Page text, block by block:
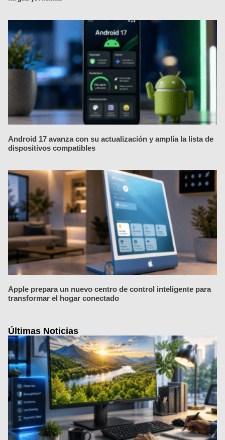
Últimas Noticias
Android 17 avanza con su actualización y amplía la lista de
dispositivos compatibles
Apple prepara un nuevo centro de control inteligente para
transformar el hogar conectado